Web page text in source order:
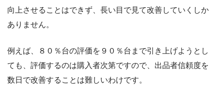
向上させることはできず、長い目で見て改善していくしか
ありません。
例えば、８０％台の評価を９０％台まで引き上げようとし
ても、評価するのは購入者次第ですので、出品者信頼度を
数日で改善することは難しいわけです。